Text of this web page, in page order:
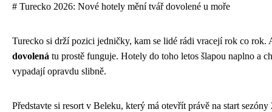
# Turecko 2026: Nové hotely mění tvář dovolené u moře
Turecko si drží pozici jedničky, kam se lidé rádi vracejí rok co rok.
dovolená tu prostě funguje. Hotely do toho letos šlapou naplno a
vypadají opravdu slibně.
Představte si resort v Beleku, který má otevřít právě na start